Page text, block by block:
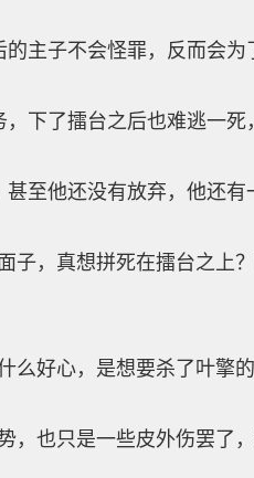
子不会怪罪，反而会为
了擂台之后也难逃一死
他还没有放弃，他还有
，真想拼死在擂台之上
好心，是想要杀了叶擎
也只是一些皮外伤罢了